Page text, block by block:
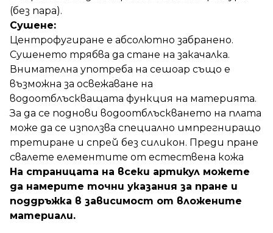
(без пара).
Сушене:
Центрофугиране е абсолютно забранено.
Сушенето трябва да стане на закачалка.
Внимателна употреба на сешоар също е
възможна за освежаване на
водоотблъскващата функция на материята.
За да се поднови водоотблъскването на плата
може да се използва специално импрегниращо
третиране и спрей без силикон. Преди пране
свалете елементите от естествена кожа
На страницата на всеки артикул можете
да намерите точни указания за пране и
поддръжка в зависимост от вложените
материали.